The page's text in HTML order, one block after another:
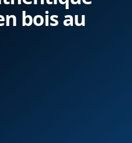
bois au